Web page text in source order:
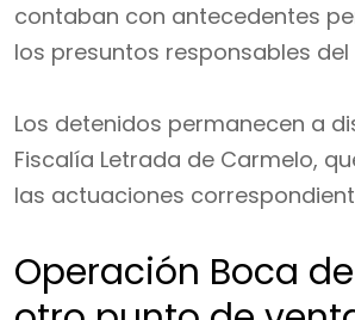
contaban con antecedentes
los presuntos responsables
Los detenidos permanecen a
Fiscalía Letrada de Carmelo,
las actuaciones
Operación Boca de